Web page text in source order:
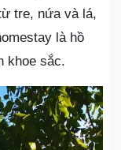
tre, nứa và lá,
là hồ
khoe sắc.